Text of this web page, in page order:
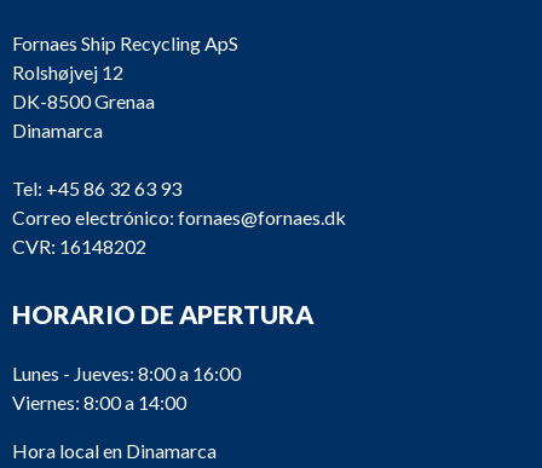
Fornaes Ship Recycling ApS
Rolshøjvej 12
DK-8500 Grenaa
Dinamarca
Tel: +45 86 32 63 93
Correo electrónico: fornaes@fornaes.dk
CVR: 16148202
HORARIO DE APERTURA
Lunes - Jueves: 8:00 a 16:00
Viernes: 8:00 a 14:00
Hora local en Dinamarca